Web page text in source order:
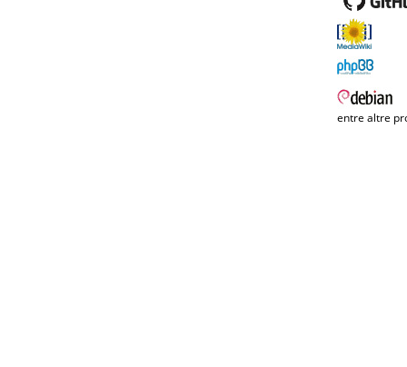
entre altre